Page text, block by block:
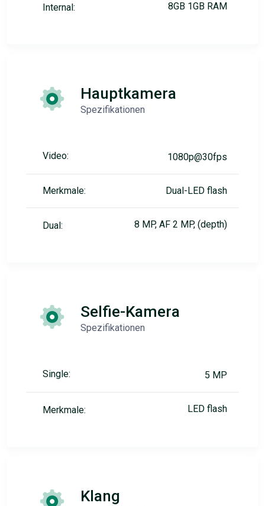
Internal: 8GB 1GB RAM
Hauptkamera
Spezifikationen
Video: 1080p@30fps
Merkmale: Dual-LED flash
Dual: 8 MP, AF 2 MP, (depth)
Selfie-Kamera
Spezifikationen
Single: 5 MP
Merkmale: LED flash
Klang